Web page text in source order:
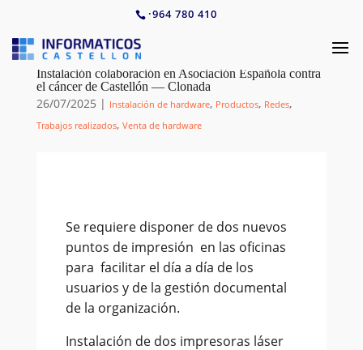
·964 780 410
Instalación colaboración en Asociación Española contra
el cáncer de Castellón — Clonada
26/07/2025 | Instalación de hardware, Productos, Redes,
Trabajos realizados, Venta de hardware
Se requiere disponer de dos nuevos
puntos de impresión en las oficinas
para facilitar el día a día de los
usuarios y de la gestión documental
de la organización.
Instalación de dos impresoras láser